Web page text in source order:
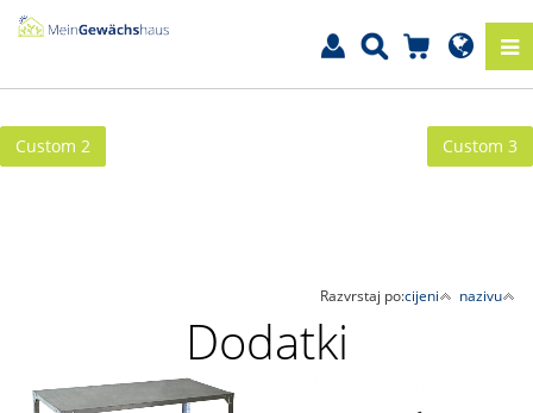
Custom 2 Custom 3
Razvrstaj po:cijeni nazivu
Dodatki